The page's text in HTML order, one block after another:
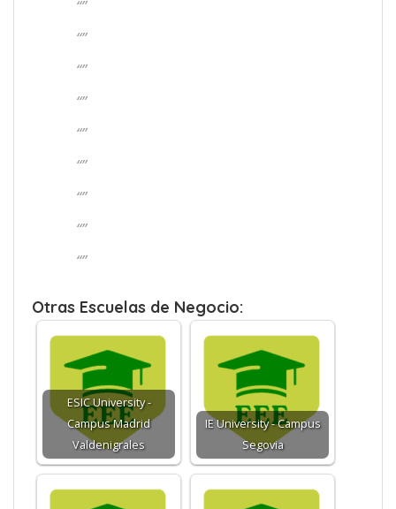
“”
“”
“”
“”
“”
“”
“”
“”
“”
Otras Escuelas de Negocio:
ESIC University -
Campus Madrid
Valdenigrales
IE University - Campus
Segovia